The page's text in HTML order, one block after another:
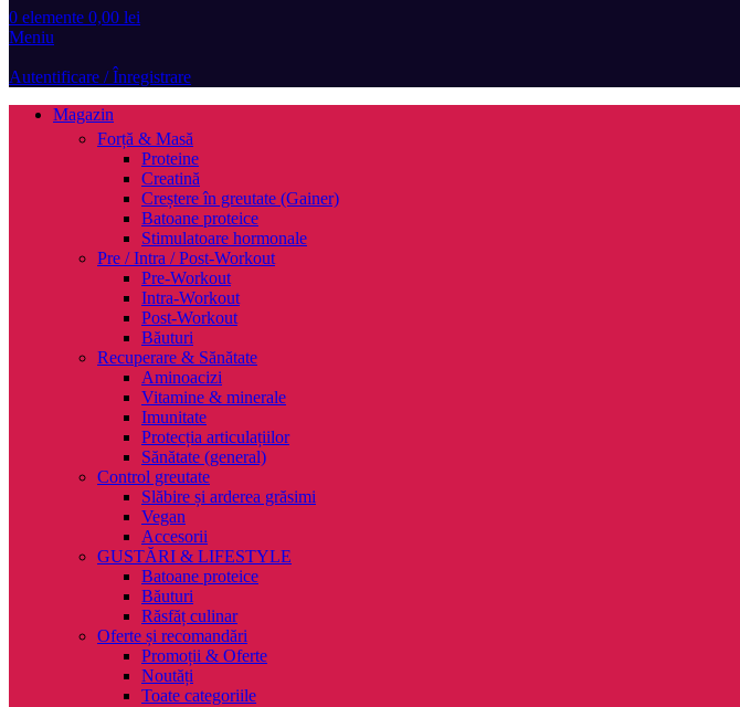
0 elemente 0,00 lei
Meniu
Autentificare / Înregistrare
Magazin
Forță & Masă
Proteine
Creatină
Creștere în greutate (Gainer)
Batoane proteice
Stimulatoare hormonale
Pre / Intra / Post-Workout
Pre-Workout
Intra-Workout
Post-Workout
Băuturi
Recuperare & Sănătate
Aminoacizi
Vitamine & minerale
Imunitate
Protecția articulațiilor
Sănătate (general)
Control greutate
Slăbire și arderea grăsimi
Vegan
Accesorii
GUSTĂRI & LIFESTYLE
Batoane proteice
Băuturi
Răsfăț culinar
Oferte și recomandări
Promoții & Oferte
Noutăți
Toate categoriile